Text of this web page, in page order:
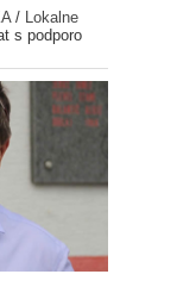
/ Lokalne
s podporo